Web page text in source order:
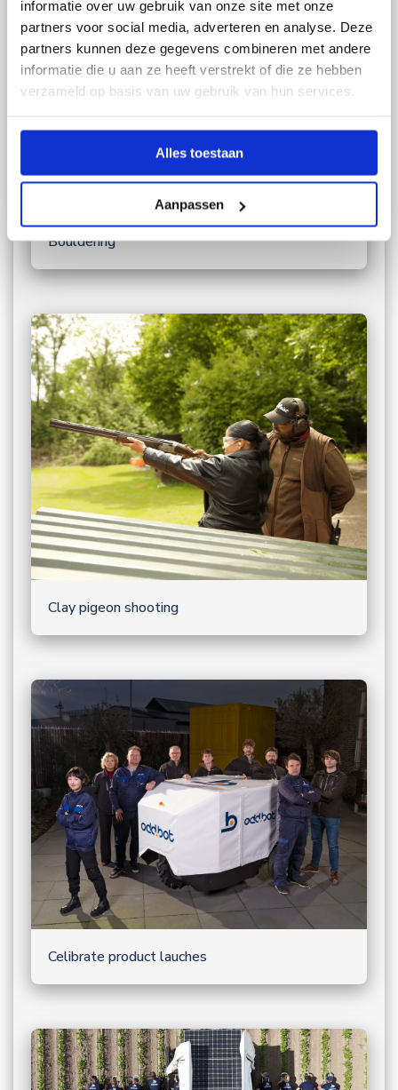
informatie over uw gebruik van onze site met onze
partners voor social media, adverteren en analyse. Deze
partners kunnen deze gegevens combineren met andere
informatie die u aan ze heeft verstrekt of die ze hebben
verzameld op basis van uw gebruik van hun services.
Alles toestaan
Aanpassen
Bouldering
Clay pigeon shooting
Celibrate product lauches